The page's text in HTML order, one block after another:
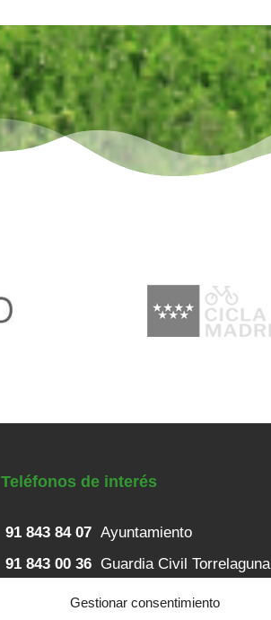
Gestionar consentimiento
Teléfonos de interés
91 843 84 07 Ayuntamiento
91 843 00 36 Guardia Civil Torrelaguna
91 843 82 52Casa de Niños